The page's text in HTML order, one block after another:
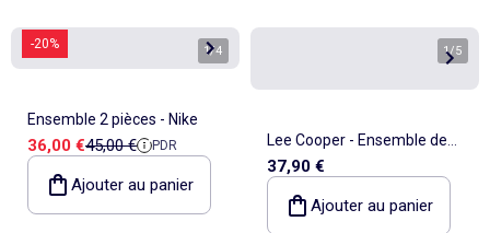
-20% 1/4
Ensemble 2 pièces - Nike
Prix de vente
36,00 €Prix de référence
45,00 € PDR
Ajouter au panier
1/5
Lee Cooper - Ensemble de
jogging, sweat à capuche et
pantalon garçon
37,90 €
Ajouter au panier